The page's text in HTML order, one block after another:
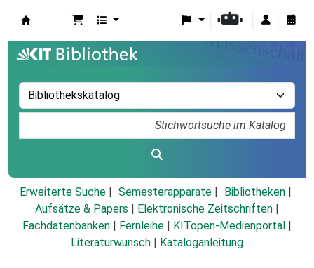
Erweiterte Suche Semesterapparate
Bibliotheken
Aufsätze & Papers
Elektronische Zeitschriften
Fachdatenbanken
Fernleihe KITopen-Medienportal
Literaturwunsch
Kataloganleitung